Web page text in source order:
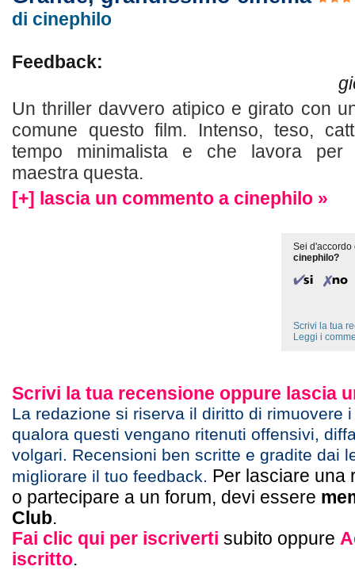
di cinephilo
Feedback:
Un thriller davvero atipico e girato con
comune questo film. Intenso, teso,
tempo minimalista e che lavora per
maestra questa.
[+] lascia un commento a cinephilo »
Sei d'accordo
cinephilo?
Scrivi la tua
Leggi i
Scrivi la tua recensione oppure lascia
La redazione si riserva il diritto di rimuovere
qualora questi vengano ritenuti offensivi,
volgari. Recensioni ben scritte e gradite dai
migliorare il tuo feedback. Per lasciare una
o partecipare a un forum, devi essere
Club.
Fai clic qui per iscriverti subito oppure
iscritto.